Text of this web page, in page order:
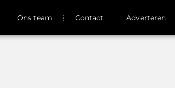
Ons team Contact Adverteren